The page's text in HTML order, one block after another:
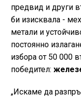
предвид и други
би изисквала -
метали и
постоянно
избора от 50 000
победител:
„Искаме да